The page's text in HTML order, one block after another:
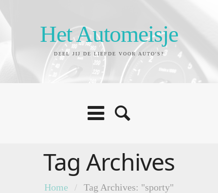
Het Automeisje
DEEL JIJ DE LIEFDE VOOR AUTO'S?
Tag Archives
Home / Tag Archives: "sporty"